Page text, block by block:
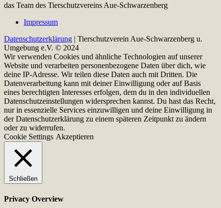
das Team des Tierschutzvereins Aue-Schwarzenberg
Impressum
Datenschutzerklärung | Tierschutzverein Aue-Schwarzenberg u.
Umgebung e.V. © 2024
Wir verwenden Cookies und ähnliche Technologien auf unserer
Website und verarbeiten personenbezogene Daten über dich, wie
deine IP-Adresse. Wir teilen diese Daten auch mit Dritten. Die
Datenverarbeitung kann mit deiner Einwilligung oder auf Basis
eines berechtigten Interesses erfolgen, dem du in den individuellen
Datenschutzeinstellungen widersprechen kannst. Du hast das Recht,
nur in essenzielle Services einzuwilligen und deine Einwilligung in
der Datenschutzerklärung zu einem späteren Zeitpunkt zu ändern
oder zu widerrufen.
Cookie Settings Akzeptieren
Schließen
Privacy Overview